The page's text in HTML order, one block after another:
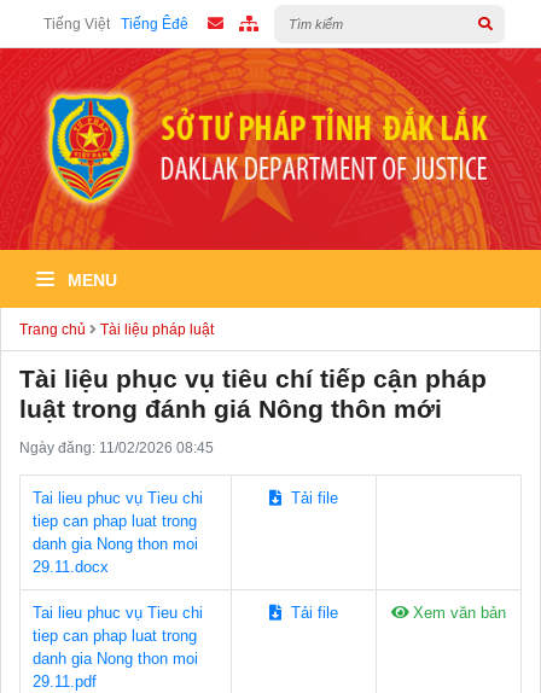
Tiếng Việt Tiếng Êđê
MENU
Trang chủ Tài liệu pháp luật
Tài liệu phục vụ tiêu chí tiếp cận pháp
luật trong đánh giá Nông thôn mới
Ngày đăng: 11/02/2026 08:45
Tai lieu phuc vụ Tieu chi
tiep can phap luat trong
danh gia Nong thon moi
29.11.docx
Tải file
Tai lieu phuc vụ Tieu chi
tiep can phap luat trong
danh gia Nong thon moi
29.11.pdf
Tải file Xem văn bản